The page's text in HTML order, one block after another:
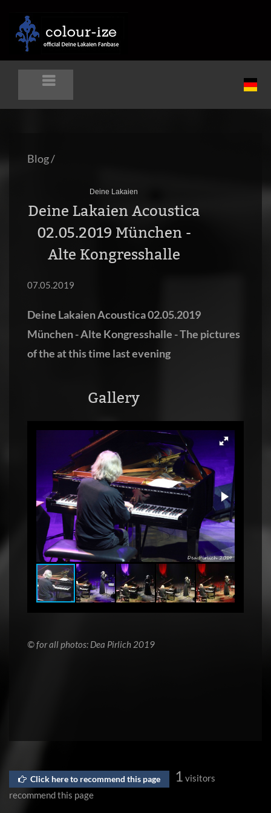
Blog/
Deine Lakaien
Deine Lakaien Acoustica
02.05.2019 München -
Alte Kongresshalle
07.05.2019
Deine Lakaien Acoustica 02.05.2019
München - Alte Kongresshalle - The pictures
of the at this time last evening
Gallery
© for all photos: Dea Pirlich 2019
Click here to recommend this page 1 visitors
recommend this page